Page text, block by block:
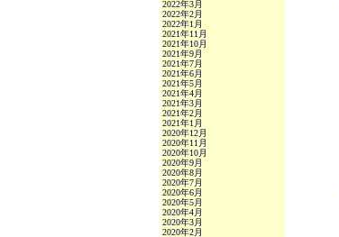
2022年3月
2022年2月
2022年1月
2021年11月
2021年10月
2021年9月
2021年7月
2021年6月
2021年5月
2021年4月
2021年3月
2021年2月
2021年1月
2020年12月
2020年11月
2020年10月
2020年9月
2020年8月
2020年7月
2020年6月
2020年5月
2020年4月
2020年3月
2020年2月